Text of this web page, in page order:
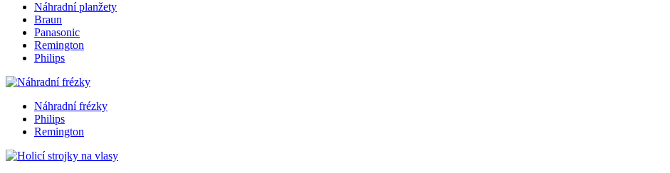
Náhradní planžety
Braun
Panasonic
Remington
Philips
Náhradní frézky
Philips
Remington